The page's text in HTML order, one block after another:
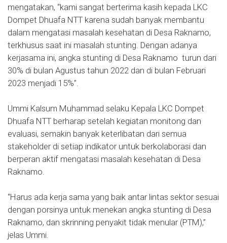
mengatakan, “kami sangat berterima kasih kepada LKC
Dompet Dhuafa NTT karena sudah banyak membantu
dalam mengatasi masalah kesehatan di Desa Raknamo,
terkhusus saat ini masalah stunting. Dengan adanya
kerjasama ini, angka stunting di Desa Raknamo turun dari
30% di bulan Agustus tahun 2022 dan di bulan Februari
2023 menjadi 15%”.
Ummi Kalsum Muhammad selaku Kepala LKC Dompet
Dhuafa NTT berharap setelah kegiatan monitong dan
evaluasi, semakin banyak keterlibatan dari semua
stakeholder di setiap indikator untuk berkolaborasi dan
berperan aktif mengatasi masalah kesehatan di Desa
Raknamo.
“Harus ada kerja sama yang baik antar lintas sektor sesuai
dengan porsinya untuk menekan angka stunting di Desa
Raknamo, dan skrinning penyakit tidak menular (PTM),”
jelas Ummi.